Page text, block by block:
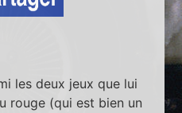
les deux jeux que lui
rouge (qui est bien un